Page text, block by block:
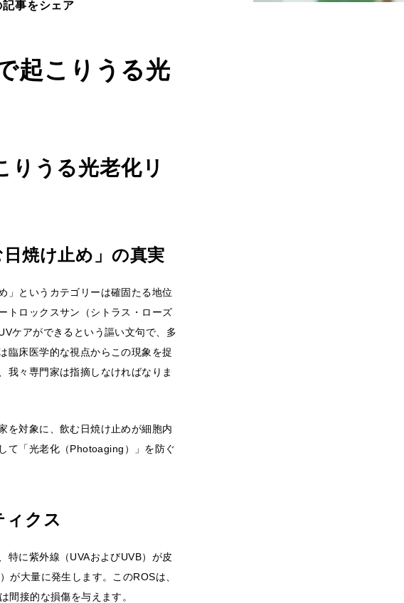
記事をシェア
起こりうる光
りうる光老化リ
焼け止め」の真実
」というカテゴリーは確固たる地位
トロックスサン（シトラス・ローズ
ケアができるという謳い文句で、多
臨床医学的な視点からこの現象を捉
我々専門家は指摘しなければなりま
を対象に、飲む日焼け止めが細胞内
て「光老化（Photoaging）」を防ぐ
ィクス
特に紫外線（UVAおよびUVB）が皮
が大量に発生します。このROSは、
間接的な損傷を与えます。